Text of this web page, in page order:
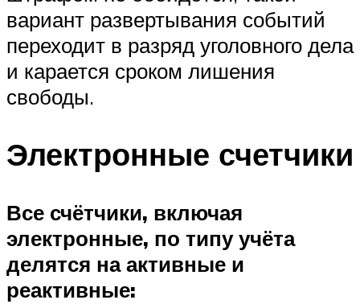
вариант развертывания событий
переходит в разряд уголовного дела
и карается сроком лишения
свободы.
Электронные счетчики
Все счётчики, включая
электронные, по типу учёта
делятся на активные и
реактивные: